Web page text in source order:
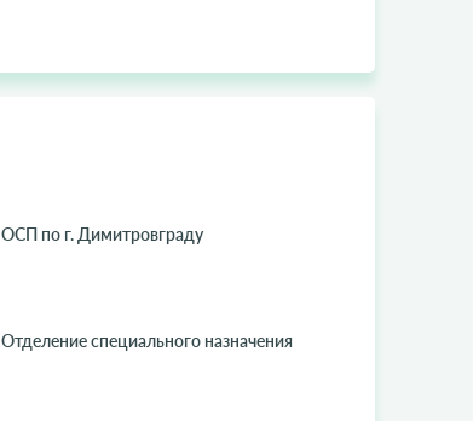
ОСП по г. Димитровграду
Отделение специального назначения